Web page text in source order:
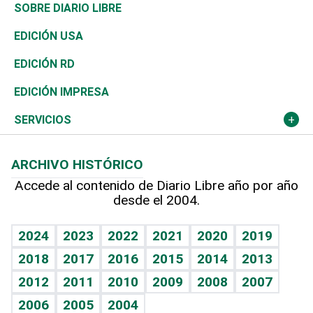
Reportajes
Asia
África
Ocenanía
Caribe
Resto del mundo
Consumo
Vivienda
Telecom.
Global y variable
Economía personal
Belleza
Buena Vida
Sociales
Novedades
Podcast Arte Libre
Hablando con el pediatra
Vida y familia
Eñe
Celebrando la vida
Golf
Ciclismo
Tenis
Olimpismo
Más deportes
TBT Deportivo
De buena tinta
En Directo
El Espía
Noticiero Poteleche
Columnistas
Más firmas
Clima
Tecnología
Historia
Martes de tecnología
Cambio climático
Mundo
Economía
Revista
Deportes
Opinión
Hecho en casa
Guía del dinero
SOBRE DIARIO LIBRE
EDICIÓN USA
EDICIÓN RD
EDICIÓN IMPRESA
SERVICIOS
Cumpleaños
Horóscopos
Crucigramas
ARCHIVO HISTÓRICO
Accede al contenido de Diario Libre año por año
desde el 2004.
2024 2023 2022 2021 2020
2019
2018
2017 2016 2015 2014
2013
2012
2011 2010 2009 2008
2007
2006
2005 2004